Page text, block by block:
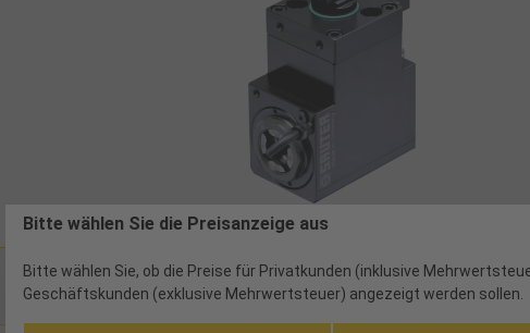
Bitte wählen Sie die Preisanzeige aus
Bitte wählen Sie, ob die Preise für Privatkunden (inklusive
Geschäftskunden (exklusive Mehrwertsteuer) angezeigt werden sollen.